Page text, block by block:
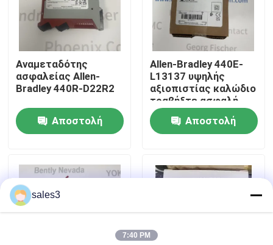
Επισκεψή εργοστασίου
Επικοινωνήστε μαζί μας
Ειδήσεις
Ζητήστε μια προσφορά
Προϊόντα ALLEN BRADLEY PLC
ΠΕΡΠΕΡΛΙΚΗ ΦΟΥΚΗ Απομονωμένο φράγμα
Αναμεταδότης
ασφαλείας Allen-
Bradley 440R-D22R2
Αποστολή
Allen-Bradley 440E-
L13137 υψηλής
αξιοπιστίας καλώδιο
τραβήξτε ασφαλή
διακόπτη που ανήκει
Αποστολή
sales3
7:40 PM